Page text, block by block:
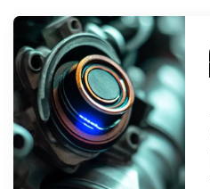
Post
navigation